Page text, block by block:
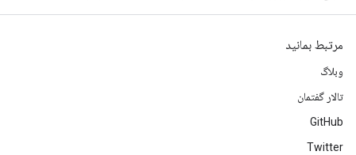
مرتبط بمانید
وبلاگ
تالار گفتمان
GitHub
Twitter